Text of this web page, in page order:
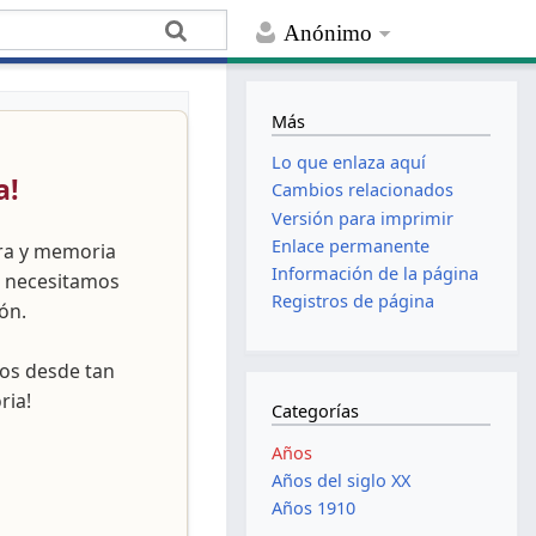
Anónimo
y memoria
necesitamos
desde tan
Más
Lo que enlaza aquí
Cambios relacionados
Versión para imprimir
Enlace permanente
Información de la página
Registros de página
Categorías
Años
Años del siglo XX
Años 1910